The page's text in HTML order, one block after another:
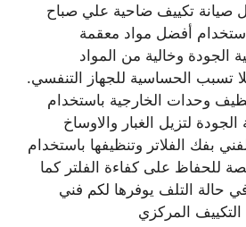
صيانة تكييف ضاحية علي صباح
أفضل مواد معقمة
الجودة وخالية من المواد
تسبب الحساسية للجهاز التنفسي.
وحدات الخارجية باستخدام
لتزيل الغبار والاوساخ
بفك الفلاتر وتنظيفها باستخدام
للحفاظ على كفاءة الفلتر كما
في حالة التلف يوفرها لكم فني
المركزي